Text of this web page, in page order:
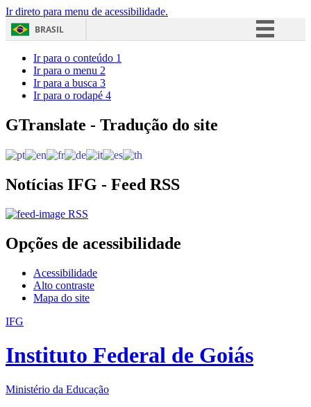
Ir direto para menu de acessibilidade.
BRASIL
Acesso à informação
Ir para o conteúdo 1
Ir para o menu 2
Ir para a busca 3
Ir para o rodapé 4
GTranslate - Tradução do site
Notícias IFG - Feed RSS
RSS
Opções de acessibilidade
Acessibilidade
Alto contraste
Mapa do site
IFG
Instituto Federal de Goiás
Ministério da Educação